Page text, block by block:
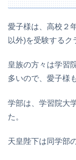
愛子様は、高校２
以外)を受験するク
皇族の方々は学習
多いので、愛子様
学部は、学習院大
た。
天皇陛下は同学部